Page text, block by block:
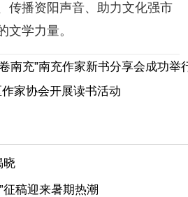
传播资阳声音、助力文化强市
文学力量。
南充”南充作家新书分享会成功举
家协会开展读书活动
晓
征稿迎来暑期热潮